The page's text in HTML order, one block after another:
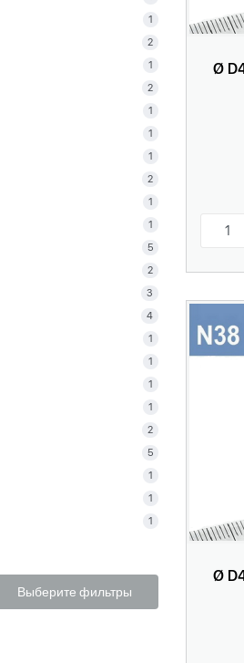
1
2
1
2
1
1
1
2
1
1
5
2
3
4
1
1
1
1
2
5
1
1
1
Выберите фильтры
Ø
Ø